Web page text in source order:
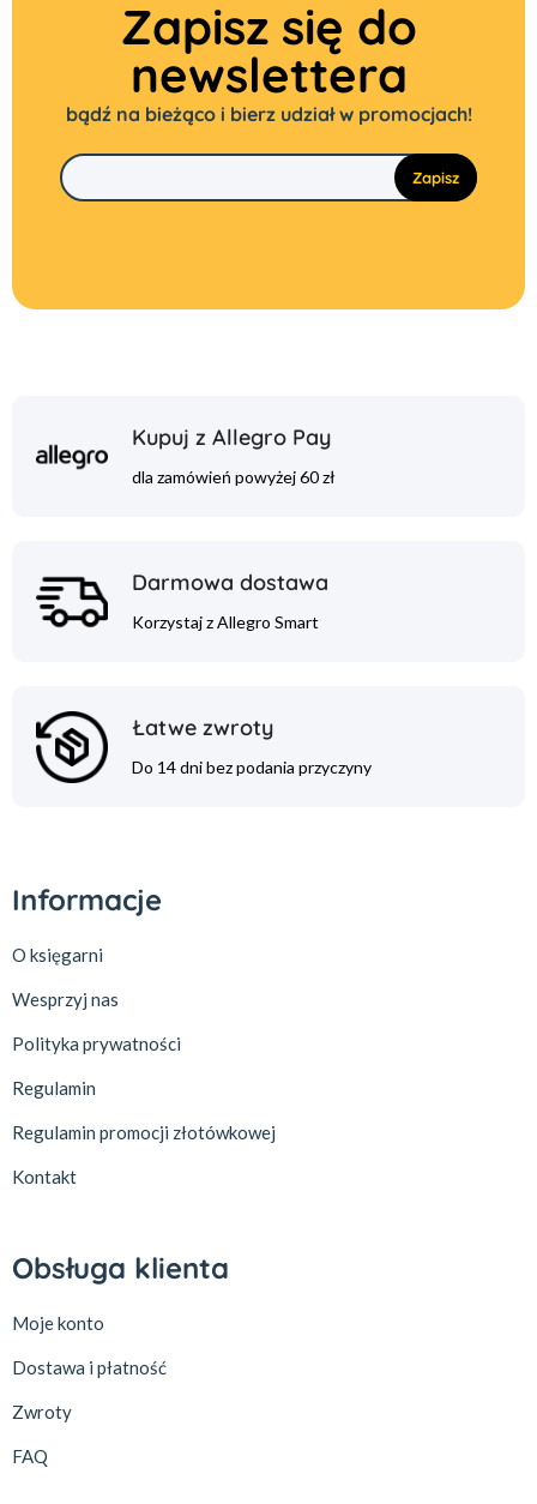
Zapisz się do
newslettera
bądź na bieżąco i bierz udział w promocjach!
Kupuj z Allegro Pay
dla zamówień powyżej 60 zł
Darmowa dostawa
Korzystaj z Allegro Smart
Łatwe zwroty
Do 14 dni bez podania przyczyny
Informacje
O księgarni
Wesprzyj nas
Polityka prywatności
Regulamin
Regulamin promocji złotówkowej
Kontakt
Obsługa klienta
Moje konto
Dostawa i płatność
Zwroty
FAQ